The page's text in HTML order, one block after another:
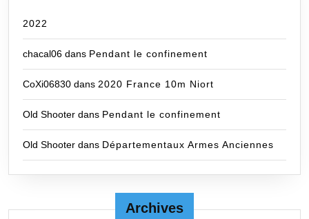
2022
chacal06 dans Pendant le confinement
CoXi06830 dans 2020 France 10m Niort
Old Shooter dans Pendant le confinement
Old Shooter dans Départementaux Armes Anciennes
Archives